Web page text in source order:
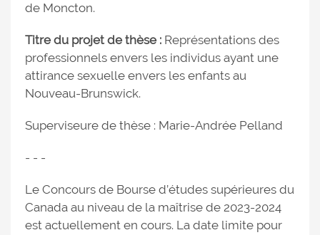
de Moncton.
Titre du projet de thèse : Représentations des
professionnels envers les individus ayant une
attirance sexuelle envers les enfants au
Nouveau-Brunswick.
Superviseure de thèse : Marie-Andrée Pelland
- - -
Le Concours de Bourse d’études supérieures du
Canada au niveau de la maîtrise de 2023-2024
est actuellement en cours. La date limite pour